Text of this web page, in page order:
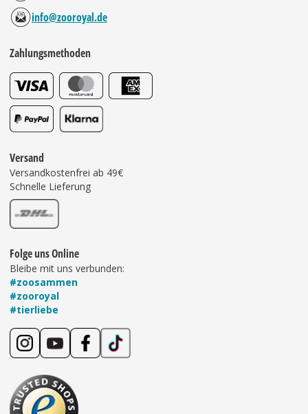
info@zooroyal.de
Zahlungsmethoden
Versand
Versandkostenfrei ab 49€
Schnelle Lieferung
Folge uns Online
Bleibe mit uns verbunden:
#zoosammen
#zooroyal
#tierliebe